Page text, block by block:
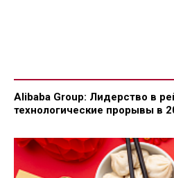
Alibaba Group: Лидерство в
технологические прорывы в